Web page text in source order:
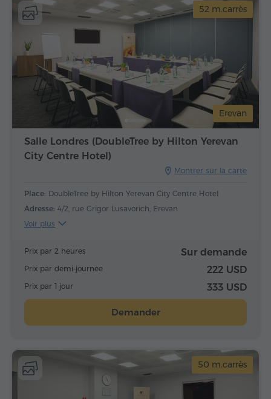
Erevan
52 m.carrès
Salle Londres (DoubleTree by Hilton Yerevan
City Centre Hotel)
Montrer sur la carte
Place: DoubleTree by Hilton Yerevan City Centre Hotel
Adresse: 4/2, rue Grigor Lusavorich, Erevan
Voir plus
Prix par 2 heures Sur demande
Prix par demi-journée 222 USD
Prix par 1 jour 333 USD
Demander
50 m.carrès